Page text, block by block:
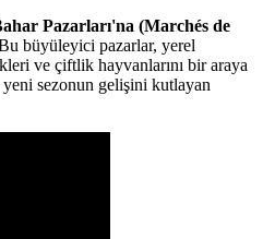
Pazarları'na (Marchés de
büyüleyici pazarlar, yerel
ve çiftlik hayvanlarını bir araya
sezonun gelişini kutlayan